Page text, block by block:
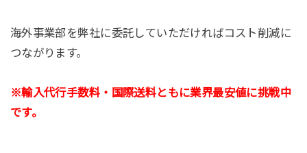
海外事業部を弊社に委託していただければコスト削減に
つながります。
※輸入代行手数料・国際送料ともに業界最安値に挑戦中
です。